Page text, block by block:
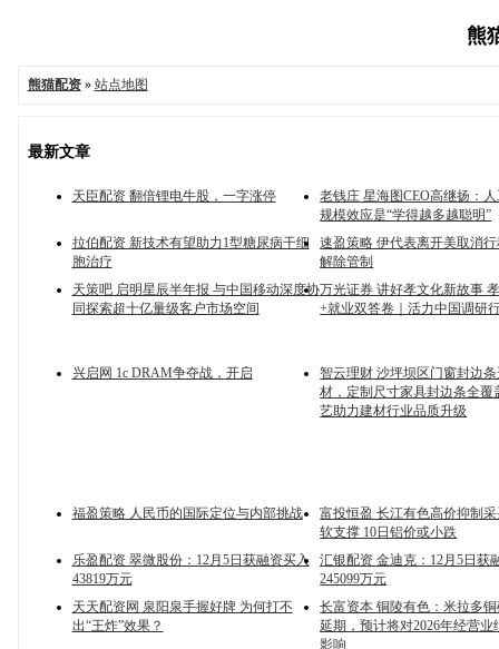
熊
熊猫配资» 站点地图
最新文章
天臣配资 翻倍锂电牛股，一字涨停
老钱庄 星海图CEO高继扬：
规模效应是“学得越多越聪明”
拉伯配资 新技术有望助力1型糖尿病干细
胞治疗
速盈策略 伊代表离开美取消
解除管制
天策吧 启明星辰半年报 与中国移动深度协
同探索超十亿量级客户市场空间
万光证券 讲好孝文化新故事
+就业双答卷｜活力中国调研
兴启网 1c DRAM争夺战，开启
智云理财 沙坪坝区门窗封边
材，定制尺寸家具封边条全覆
艺助力建材行业品质升级
福盈策略 人民币的国际定位与内部挑战
富投恒盈 长江有色高价抑制
软支撑 10日铝价或小跌
乐盈配资 翠微股份：12月5日获融资买入
43819万元
汇银配资 金迪克：12月5日获
245099万元
天天配资网 泉阳泉手握好牌 为何打不
出“王炸”效果？
长富资本 铜陵有色：米拉多
延期，预计将对2026年经营业
影响